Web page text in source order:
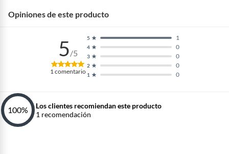
pantalla
País de origen
Garantía del
24 Meses
Generación
Opiniones de este producto
5/5
1comentario 1 0
2 0
3 0
4 0
5 1
100%
Los clientes recomiendan este producto
1 recomendación